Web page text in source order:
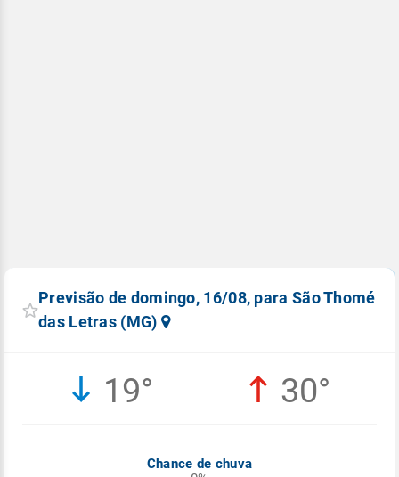
Previsão de domingo, 16/08, para São Thomé
das Letras (MG)
19° 30°
Chance de chuva